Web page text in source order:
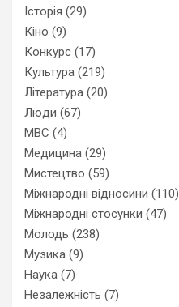
Історія (29)
Кіно (9)
Конкурс (17)
Культура (219)
Література (20)
Люди (67)
МВС (4)
Медицина (29)
Мистецтво (59)
Міжнародні відносини (110)
Міжнародні стосунки (47)
Молодь (238)
Музика (9)
Наука (7)
Незалежність (7)